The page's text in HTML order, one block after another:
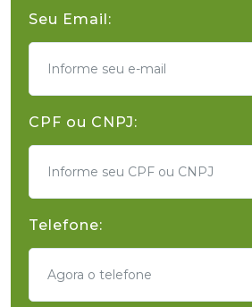
Seu Email:
CPF ou CNPJ:
Telefone: